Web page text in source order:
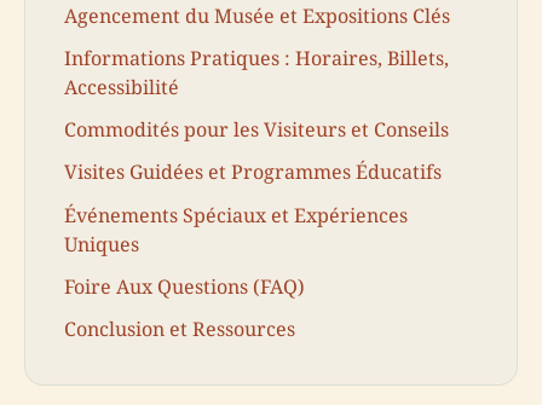
Agencement du Musée et Expositions Clés
Informations Pratiques : Horaires, Billets,
Accessibilité
Commodités pour les Visiteurs et Conseils
Visites Guidées et Programmes Éducatifs
Événements Spéciaux et Expériences
Uniques
Foire Aux Questions (FAQ)
Conclusion et Ressources